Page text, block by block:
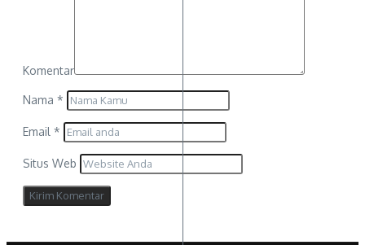
Komentar
Nama *
Email *
Situs Web